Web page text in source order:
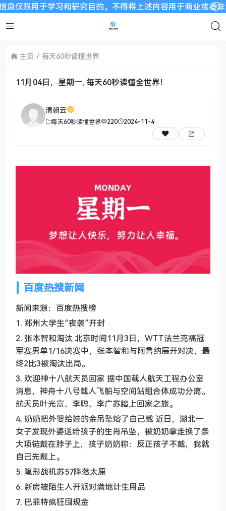
用于学习和研究目的。不得将上述内容用于商业或者非法
主页 每天60秒读懂世界
11月04日，星期一, 每天60秒读懂全世界！
清朝云
每天60秒读懂世界 220 2024-11-4
百度热搜新闻
新闻来源：百度热搜榜
1. 郑州大学生“夜袭”开封
2. 张本智和淘汰 北京时间11月3日，WTT法兰克福冠
军赛男单1/16决赛中，张本智和与阿鲁纳展开对决，最
终2比3被淘汰出局。
3. 欢迎神十八航天员回家 据中国载人航天工程办公室
消息，神舟十八号载人飞船与空间站组合体成功分离。
航天员叶光富、李聪、李广苏踏上回家之旅。
4. 奶奶把外婆给娃的金吊坠熔了自己戴 近日，湖北一
女子发现外婆送给孩子的生肖吊坠，被奶奶拿走换了条
大项链戴在脖子上，孩子奶奶称：反正孩子不戴，我就
自己先戴上。
5. 隐形战机苏57降落太原
6. 新房被陌生人开派对满地计生用品
7. 巴菲特疯狂囤现金